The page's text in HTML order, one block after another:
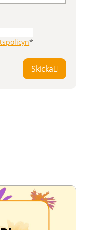
*
Skicka